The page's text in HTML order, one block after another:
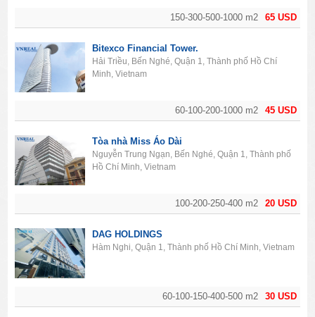
65 USD
150-300-500-1000 m2
45 USD
60-100-200-1000 m2
Bitexco Financial Tower.
Hải Triều, Bến Nghé, Quận 1, Thành phố Hồ Chí
Minh, Vietnam
20 USD
100-200-250-400 m2
Tòa nhà Miss Áo Dài
Nguyễn Trung Ngạn, Bến Nghé, Quận 1, Thành phố
Hồ Chí Minh, Vietnam
30 USD
60-100-150-400-500 m2
DAG HOLDINGS
Hàm Nghi, Quận 1, Thành phố Hồ Chí Minh, Vietnam